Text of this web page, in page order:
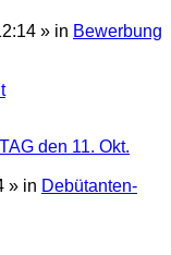
» in Bewerbung
den 11. Okt.
» in Debütanten-